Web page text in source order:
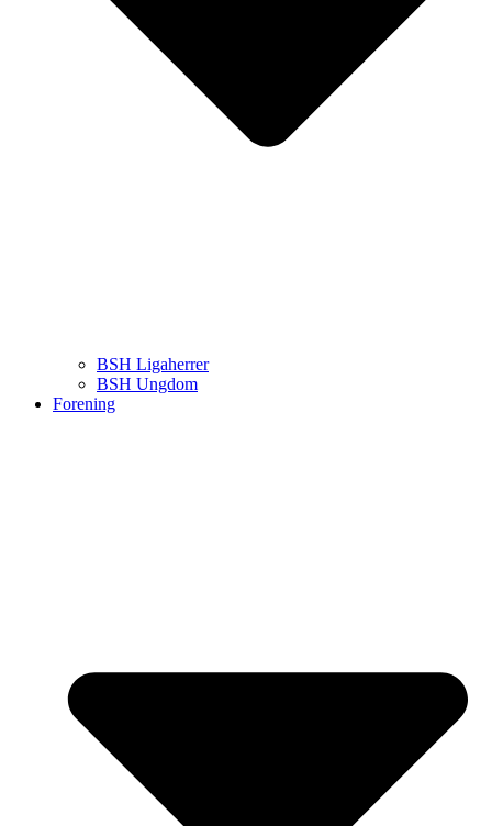
BSH Ligaherrer
BSH Ungdom
Forening